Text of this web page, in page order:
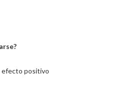
efecto positivo